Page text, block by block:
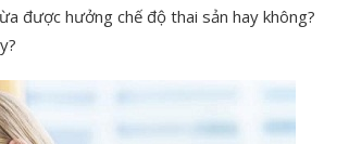
được hưởng chế độ thai sản hay không?